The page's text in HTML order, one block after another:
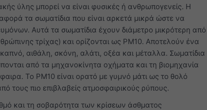
ύλης μπορεί να είναι φυσικές ή ανθρωπογενείς. Η
τα σωματίδια που είναι αρκετά μικρά ώστε να
Αυτά τα σωματίδια έχουν διάμετρο μικρότερη από
τρίχας) και ορίζονται ως PM10. Αποτελούν ένα
αιθάλη, σκόνη, αλάτι, οξέα και μέταλλα. Σωματίδια
από τα μηχανοκίνητα οχήματα και τη βιομηχανία
Το PM10 είναι ορατό με γυμνό μάτι ως το θολό
τους πιο επιβλαβείς ατμοσφαιρικούς ρύπους.
και τη σοβαρότητα των κρίσεων άσθματος